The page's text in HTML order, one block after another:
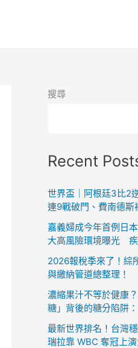
搜尋
Recent
世界盃｜阿根廷3比2
連9戰破門、費南德斯
嘉義婦成今年首例日
大高風險環境曝光
2026報稅季來了！綜
與繳納管道總整理！
濃縮果汁不等於健康
糖」背後的糖分陷阱
最新世界排名！台灣
瑞拉靠 WBC 奪冠上演